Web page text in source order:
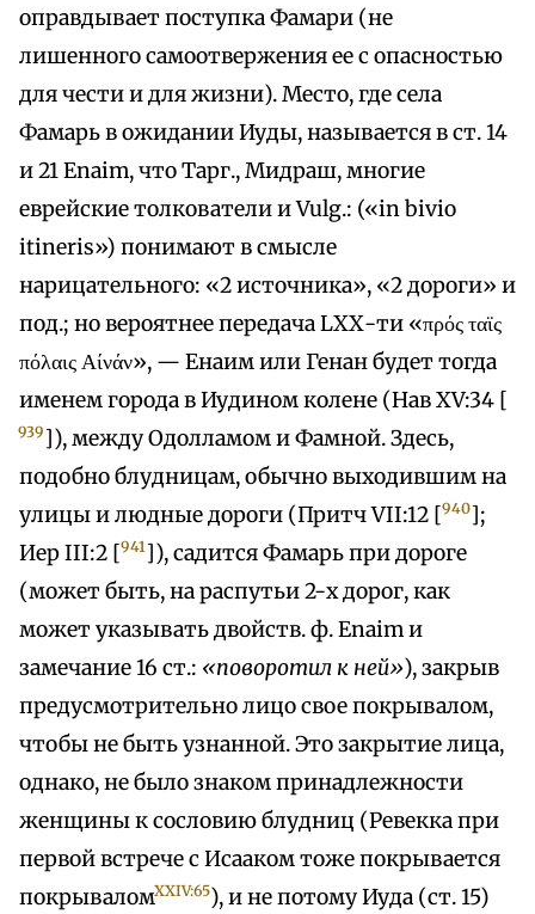
оправдывает поступка Фамари (не
лишенного самоотвержения ее с опасностью
для чести и для жизни). Место, где села
Фамарь в ожидании Иуды, называется в ст. 14
и 21 Enaim, что Тарг., Мидраш, многие
еврейские толкователи и Vulg.: («in bivio
itineris») понимают в смысле
нарицательного: «2 источника», «2 дороги» и
под.; но вероятнее передача LХХ-ти «πρός ταϊς
πόλαις Αίνάν», — Енаим или Генан будет тогда
именем города в Иудином колене (Нав XV:34 [
939 ]), между Одолламом и Фамной. Здесь,
подобно блудницам, обычно выходившим на
улицы и людные дороги (Притч VII:12 [940];
Иер III:2 [941]), садится Фамарь при дороге
(может быть, на распутьи 2-х дорог, как
может указывать двойств. ф. Enaim и
замечание 16 ст.: «поворотил к ней»), закрыв
предусмотрительно лицо свое покрывалом,
чтобы не быть узнанной. Это закрытие лица,
однако, не было знаком принадлежности
женщины к сословию блудниц (Ревекка при
первой встрече с Исааком тоже покрывается
покрываломXXIV:65), и не потому Иуда (ст. 15)